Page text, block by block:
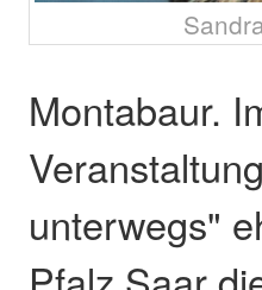
Montabaur.
unterwegs"